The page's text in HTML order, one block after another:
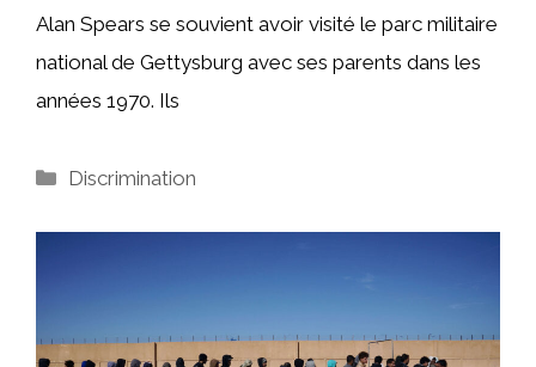
Alan Spears se souvient avoir visité le parc militaire
national de Gettysburg avec ses parents dans les
années 1970. Ils
Catégories
Discrimination